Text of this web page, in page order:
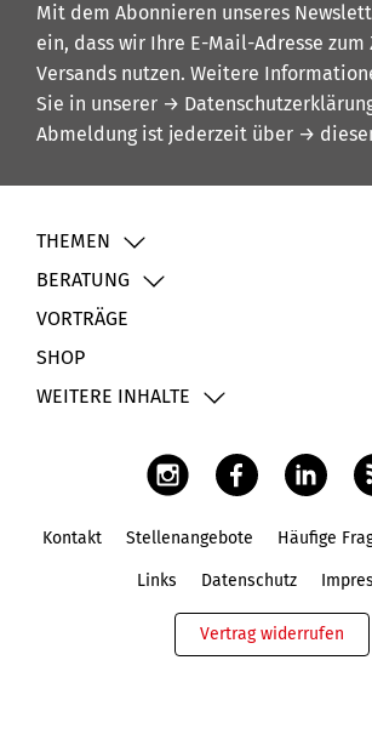
Mit dem Abonnieren unseres
ein, dass wir Ihre E-Mail-Adresse zum
Versands nutzen. Weitere
Sie in unserer →
Abmeldung ist jederzeit über →
THEMEN
BERATUNG
VORTRÄGE
SHOP
WEITERE INHALTE
Kontakt Stellenangebote Häufige
Links Datenschutz
Vertrag widerrufen